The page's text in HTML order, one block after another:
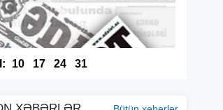
10 17 24 31